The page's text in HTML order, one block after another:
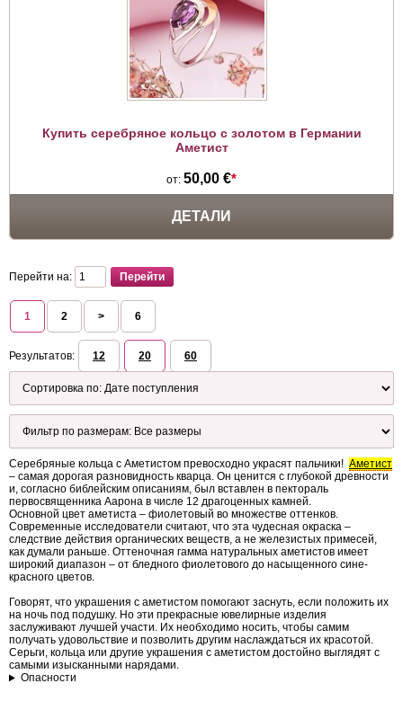
Купить серебряное кольцо с золотом в Германии
Аметист
от: 50,00 €*
ДЕТАЛИ
Перейти на:
1 2 > 6
Результатов: 12 20 60
Серебряные кольца с Аметистом превосходно украсят пальчики! Аметист
– самая дорогая разновидность кварца. Он ценится с глубокой древности
и, согласно библейским описаниям, был вставлен в пектораль
первосвященника Аарона в числе 12 драгоценных камней.
Основной цвет аметиста – фиолетовый во множестве оттенков.
Современные исследователи считают, что эта чудесная окраска –
следствие действия органических веществ, а не железистых примесей,
как думали раньше. Оттеночная гамма натуральных аметистов имеет
широкий диапазон – от бледного фиолетового до насыщенного сине-
красного цветов.
Говорят, что украшения с аметистом помогают заснуть, если положить их
на ночь под подушку. Но эти прекрасные ювелирные изделия
заслуживают лучшей участи. Их необходимо носить, чтобы самим
получать удовольствие и позволить другим наслаждаться их красотой.
Серьги, кольца или другие украшения с аметистом достойно выглядят с
самыми изысканными нарядами.
Опасности